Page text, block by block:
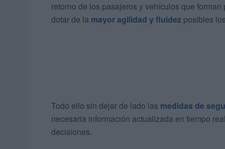
retorno de los pasajeros y vehículos que
dotar de la mayor agilidad y fluidez posibles
Todo ello sin dejar de lado las medidas de
necesaria información actualizada en tiempo
decisiones.